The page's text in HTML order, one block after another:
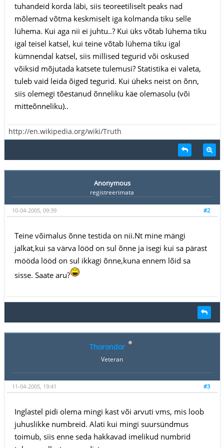
tuhandeid korda läbi, siis teoreetiliselt peaks nad
mõlemad võtma keskmiselt iga kolmanda tiku selle
lühema. Kui aga nii ei juhtu..? Kui üks võtab lühema tiku
igal teisel katsel, kui teine võtab lühema tiku igal
kümnendal katsel, siis millised tegurid või oskused
võiksid mõjutada katsete tulemusi? Statistika ei valeta,
tuleb vaid leida õiged tegurid. Kui üheks neist on õnn,
siis olemegi tõestanud õnneliku käe olemasolu (või
mitteõnneliku)..
http://en.wikipedia.org/wiki/Truth
Anonymous
registreerimata
#2
10-04-2005, 09:39
Teine võimalus õnne testida on nii.Nt mine mängi
jalkat,kui sa värva lööd on sul õnne ja isegi kui sa pärast
mööda lööd on sul ikkagi õnne,kuna ennem lõid sa
sisse. Saate aru?
Thorondor
Veteran
#3
11-04-2005, 19:41
Inglastel pidi olema mingi kast või arvuti vms, mis loob
juhuslikke numbreid. Alati kui mingi suursündmus
toimub, siis enne seda hakkavad imelikud numbrid